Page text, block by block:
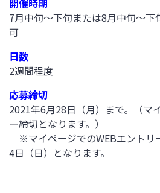
開催時期
7月中旬～下旬または8月中旬～
可
日数
2週間程度
応募締切
2021年6月28日（月）まで。（マ
ー締切となります。）
※マイページでのWEBエントリ
4日（日）となります。